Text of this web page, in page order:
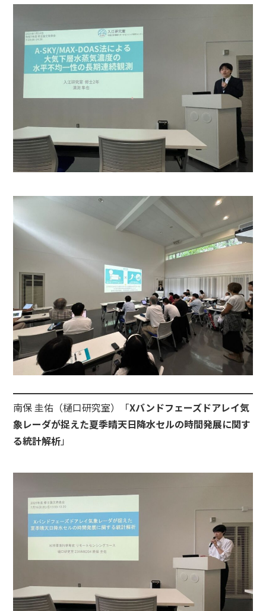
南保 圭佑（樋口研究室）「Xバンドフェーズドアレイ気
象レーダが捉えた夏季晴天日降水セルの時間発展に関す
る統計解析」